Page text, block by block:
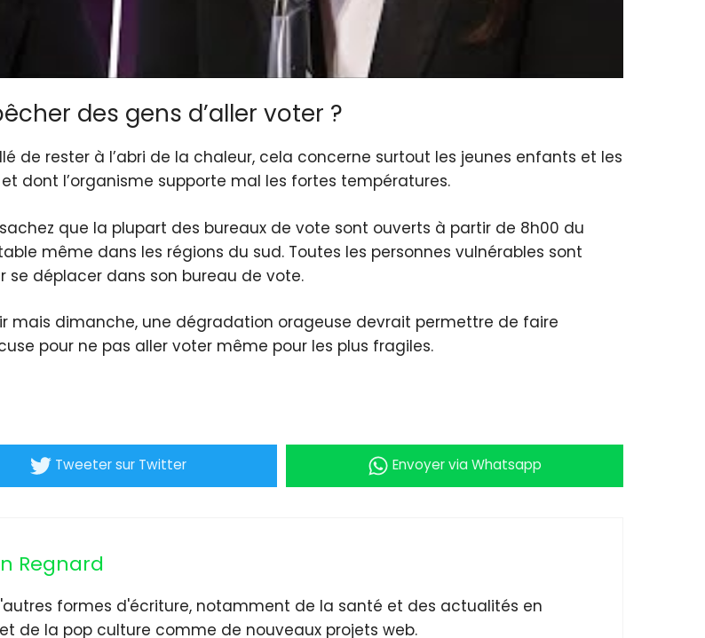
des gens d’aller voter ?
de rester à l’abri de la chaleur, cela concerne surtout les jeunes enfants et les
dont l’organisme supporte mal les fortes températures.
que la plupart des bureaux de vote sont ouverts à partir de 8h00 du
même dans les régions du sud. Toutes les personnes vulnérables sont
déplacer dans son bureau de vote.
mais dimanche, une dégradation orageuse devrait permettre de faire
pour ne pas aller voter même pour les plus fragiles.
Tweetersur Twitter Envoyervia Whatsapp
Regnard
formes d'écriture, notamment de la santé et des actualités en
de la pop culture comme de nouveaux projets web.